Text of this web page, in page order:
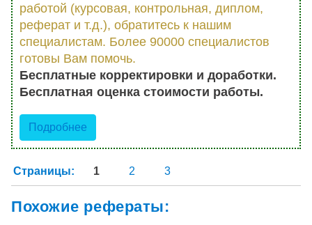
работой (курсовая, контрольная, диплом,
реферат и т.д.), обратитесь к нашим
специалистам. Более 90000 специалистов
готовы Вам помочь.
Бесплатные корректировки и доработки.
Бесплатная оценка стоимости работы.
Подробнее
Страницы: 1 2 3
Похожие рефераты: